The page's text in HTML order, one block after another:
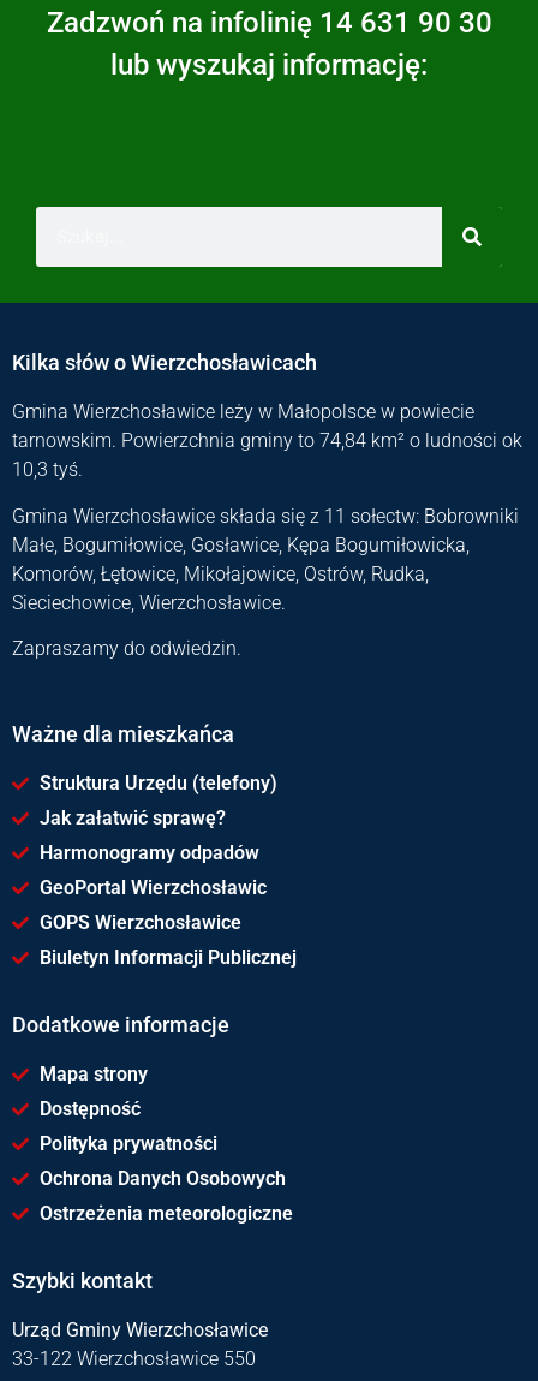
Zadzwoń na infolinię 14 631 90 30
lub wyszukaj informację:
Kilka słów o Wierzchosławicach
Gmina Wierzchosławice leży w Małopolsce w powiecie
tarnowskim. Powierzchnia gminy to 74,84 km² o ludności ok
10,3 tyś.
Gmina Wierzchosławice składa się z 11 sołectw: Bobrowniki
Małe, Bogumiłowice, Gosławice, Kępa Bogumiłowicka,
Komorów, Łętowice, Mikołajowice, Ostrów, Rudka,
Sieciechowice, Wierzchosławice.
Zapraszamy do odwiedzin.
Ważne dla mieszkańca
Struktura Urzędu (telefony)
Jak załatwić sprawę?
Harmonogramy odpadów
GeoPortal Wierzchosławic
GOPS Wierzchosławice
Biuletyn Informacji Publicznej
Dodatkowe informacje
Mapa strony
Dostępność
Polityka prywatności
Ochrona Danych Osobowych
Ostrzeżenia meteorologiczne
Szybki kontakt
Urząd Gminy Wierzchosławice
33-122 Wierzchosławice 550